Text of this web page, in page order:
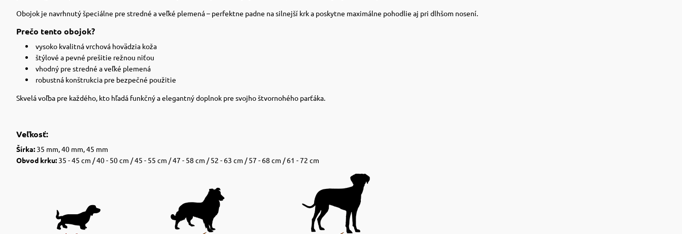
Obojok je navrhnutý špeciálne pre stredné a veľké plemená – perfektne padne na silnejší krk a poskytne maximálne pohodlie aj pri dlhšom nosení.
Prečo tento obojok?
vysoko kvalitná vrchová hovädzia koža
štýlové a pevné prešitie režnou niťou
vhodný pre stredné a veľké plemená
robustná konštrukcia pre bezpečné použitie
Skvelá voľba pre každého, kto hľadá funkčný a elegantný doplnok pre svojho štvornohého parťáka.
Veľkosť:
Šírka: 35 mm, 40 mm, 45 mm
Obvod krku: 35 - 45 cm / 40 - 50 cm / 45 - 55 cm / 47 - 58 cm / 52 - 63 cm / 57 - 68 cm / 61 - 72 cm